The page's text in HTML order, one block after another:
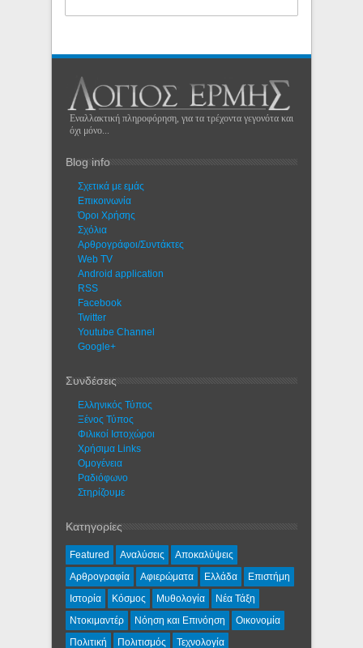
Εναλλακτική πληροφόρηση, για τα τρέχοντα γεγονότα και
όχι μόνο...
Blog info
Σχετικά με εμάς
Eπικοινωνία
Όροι Χρήσης
Σχόλια
Αρθρογράφοι/Συντάκτες
Web TV
Android application
RSS
Facebook
Twitter
Youtube Channel
Google+
Συνδέσεις
Ελληνικός Τύπος
Ξένος Τύπος
Φιλικοί Ιστοχώροι
Χρήσιμα Links
Ομογένεια
Ραδιόφωνο
Στηρίζουμε
Κατηγορίες
Featured Αναλύσεις
Αποκαλύψεις
Αρθρογραφία
Αφιερώματα Ελλάδα
Επιστήμη
Ιστορία
Κόσμος Μυθολογία
Νέα Τάξη
Ντοκιμαντέρ
Νόηση και Επινόηση
Οικονομία
Πολιτική
Πολιτισμός Τεχνολογία